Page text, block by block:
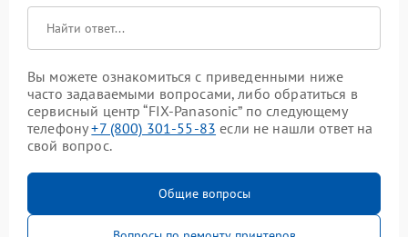
Вы можете ознакомиться с приведенными ниже
часто задаваемыми вопросами, либо обратиться в
сервисный центр “FIX-Panasonic” по следующему
телефону+7 (800) 301-55-83 если не нашли ответ на
свой вопрос.
Общие вопросы